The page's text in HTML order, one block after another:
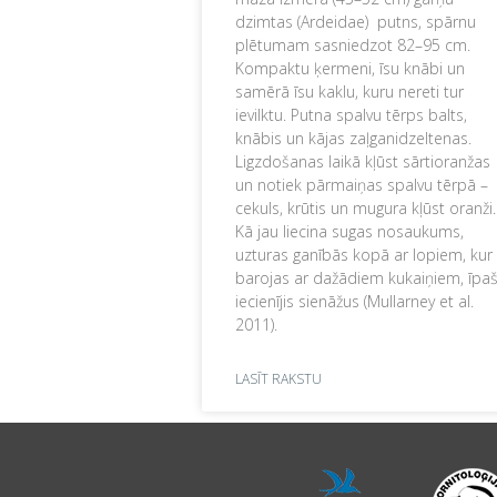
dzimtas (Ardeidae) putns, spārnu
plētumam sasniedzot 82–95 cm.
Kompaktu ķermeni, īsu knābi un
samērā īsu kaklu, kuru nereti tur
ievilktu. Putna spalvu tērps balts,
knābis un kājas zaļganidzeltenas.
Ligzdošanas laikā kļūst sārtioranžas
un notiek pārmaiņas spalvu tērpā –
cekuls, krūtis un mugura kļūst oranži.
Kā jau liecina sugas nosaukums,
uzturas ganībās kopā ar lopiem, kur
barojas ar dažādiem kukaiņiem,
iecienījis sienāžus (Mullarney et al.
2011).
LASĪT RAKSTU